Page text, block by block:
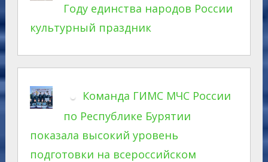
Году единства народов России
культурный праздник
Команда ГИМС МЧС России
по Республике Бурятии
показала высокий уровень
подготовки на всероссийском